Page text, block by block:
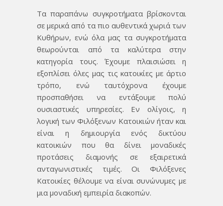
Τα παραπάνω συγκροτήματα βρίσκονται
σε μερικά από τα πιο αυθεντικά χωριά των
Κυθήρων, ενώ όλα μας τα συγκροτήματα
θεωρούνται από τα καλύτερα στην
κατηγορία τους. Έχουμε πλαισιώσει η
εξοπλίσει όλες μας τις κατοικίες με άρτιο
τρόπο, ενώ ταυτόχρονα έχουμε
προσπαθήσει να εντάξουμε πολύ
ουσιαστικές υπηρεσίες. Εν ολίγοις, η
λογική των Φιλόξενων Κατοικιών ήταν και
είναι η δημιουργία ενός δικτύου
κατοικιών που θα δίνει μοναδικές
προτάσεις διαμονής σε εξαιρετικά
ανταγωνιστικές τιμές. Οι Φιλόξενες
Κατοικίες θέλουμε να είναι συνώνυμες με
μια μοναδική εμπειρία διακοπών.